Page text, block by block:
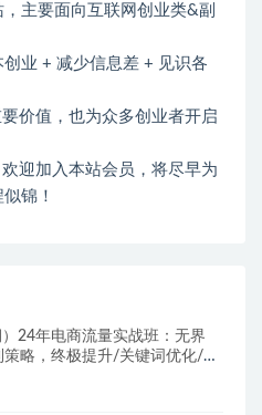
主要面向互联网创业类&副
业 + 减少信息差 + 见识各
价值，也为众多创业者开启
迎加入本站会员，将尽早为
锦！
）24年电商流量实战班：无界
策略，终极提升/关键词优化/精